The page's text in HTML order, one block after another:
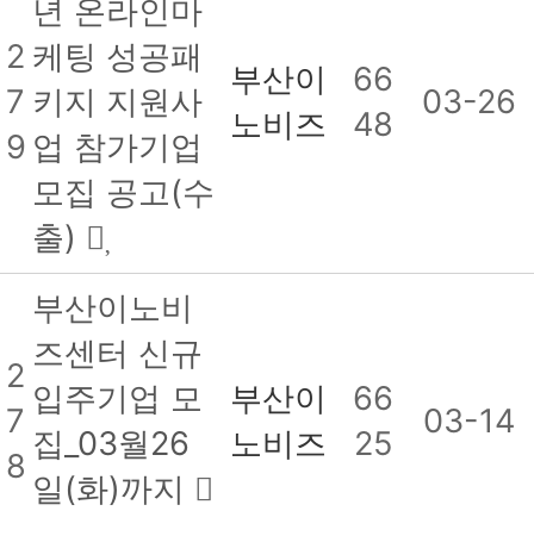
2
7
9
년 온라인마
케팅 성공패
키지 지원사
업 참가기업
모집 공고(수
출)
부산이
노비즈
66
48
03-26
2
7
8
부산이노비
즈센터 신규
입주기업 모
집_03월26
일(화)까지
부산이
노비즈
66
25
03-14